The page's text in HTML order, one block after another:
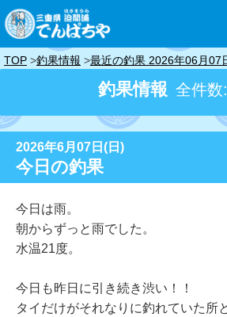
TOP 釣果情報 最近の釣果 2026年06月07
釣果情報 全件数
2026年6月07日(日)
今日の釣果
今日は雨。
朝からずっと雨でした。
水温21度。
今日も昨日に引き続き渋い！！
タイだけがそれなりに釣れていた所